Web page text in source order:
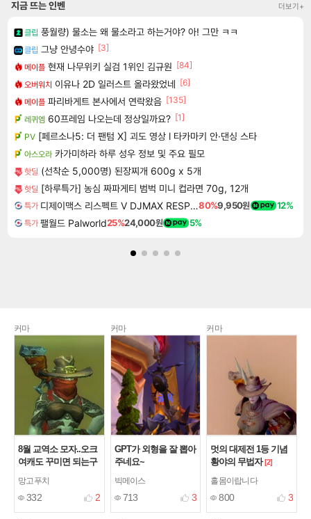
지금 뜨는 인벤 더보기+
클립 풍월량) 물소는 왜 물소라고 하는거야? 아! 그만 ㅋㅋ
클립 그냥 안녕수야 [3]
메이플 현재 나무위키 실검 1위인 김규원 [84]
오버워치 이유나 2D 일러스트 올라왔었네 [6]
메이플 파리바게트 본사에서 연락왔음 [135]
레퀴엠 60프레임 나오는데 정상일까요? [1]
PV [페르소나5: 더 팬텀 X] 괴도 영상 l 타카마키 안·댄싱 스타
아스오라 카가미하라 하루 성우 정보 및 주요 필모
핫딜 (선착순 5,000명) 된장찌개 600g x 5개
핫딜 [하루특가] 농심 짜파게티 범벅 미니 컵라면 70g, 12개
특가 디제이맥스 리스펙트 V DJMAX RESPECT V80%9,950원 12%
특가 팰월드 Palworld25%24,000원 5%
커마
8월 교역소 모자..오크
여캐도 꾸미면 되는구
망고푸치
332 2
커마
GPT가 외형을 잘 뽑아
주네요~
빅메이스
713 3
커마
멋의 대제전 1등 기념
황야의 무법자 [2]
홀몸이랍니다
800 3